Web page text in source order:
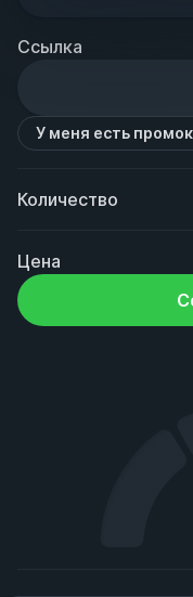
Ссылка
У меня есть
Количество
Цена